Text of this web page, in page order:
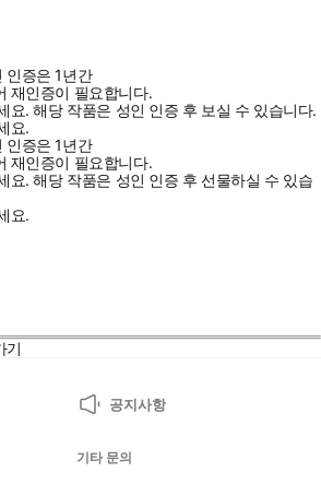
인증은 1년간
재인증이 필요합니다.
요.해당 작품은 성인 인증 후 보실 수 있습니다.
요.
인증은 1년간
재인증이 필요합니다.
요.해당 작품은 성인 인증 후 선물하실 수 있습
요.
기
공지사항
기타 문의